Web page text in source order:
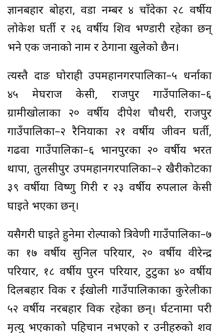
ज्ञानबहादुर बोहरा, वडा नम्बर ४ चाँदेका २८ वर्षीय
लोकेश घर्ती र २६ वर्षीय शिव भण्डारी रहेका छन्
भने एक जनाको नाम र ठेगाना खुलेको छैन।
त्यस्तै दाङ घोराही उपमहानगरपालिका–५ धर्नाका
४५ मेघराज केसी, राजपुर गाउँपालिका–६
ग्रामीखोलाका २० वर्षीय दीपेश चौधरी, राजपुर
गाउँपालिका–२ रैनियाका २१ वर्षीय जीवन घर्ती,
गढवा गाउँपालिका–६ भानपुरका २० वर्षीय भरत
थापा, तुलसीपुर उपमहानगरपालिका–२ खैरीकोटका
३९ वर्षीया विष्णु गिरी र २३ वर्षीय रुपलाल केसी
घाइते भएका छन्।
यसैगरी घाइते हुनेमा रोल्पाको त्रिवेणी गाउँपालिका–७
का १७ वर्षीय सुनिल परियार, २० वर्षीय वीरेन्द्र
परियार, १८ वर्षीय पुरन परियार, टुटुका ४० वर्षीय
दिलबहादुर विक र दुईखोली गाउँपालिकाका कुरेलीका
५२ वर्षीय नरबहादुर विक रहेका छन्। दुर्घटनामा परी
मृत्यु भएकाको पहिचान नभएको र उनीहरुको शव